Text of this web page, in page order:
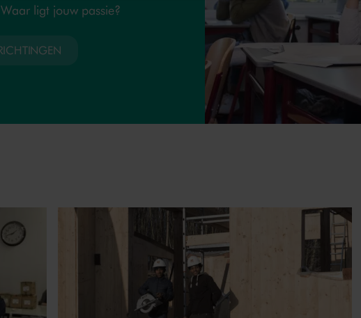
ligt jouw passie?